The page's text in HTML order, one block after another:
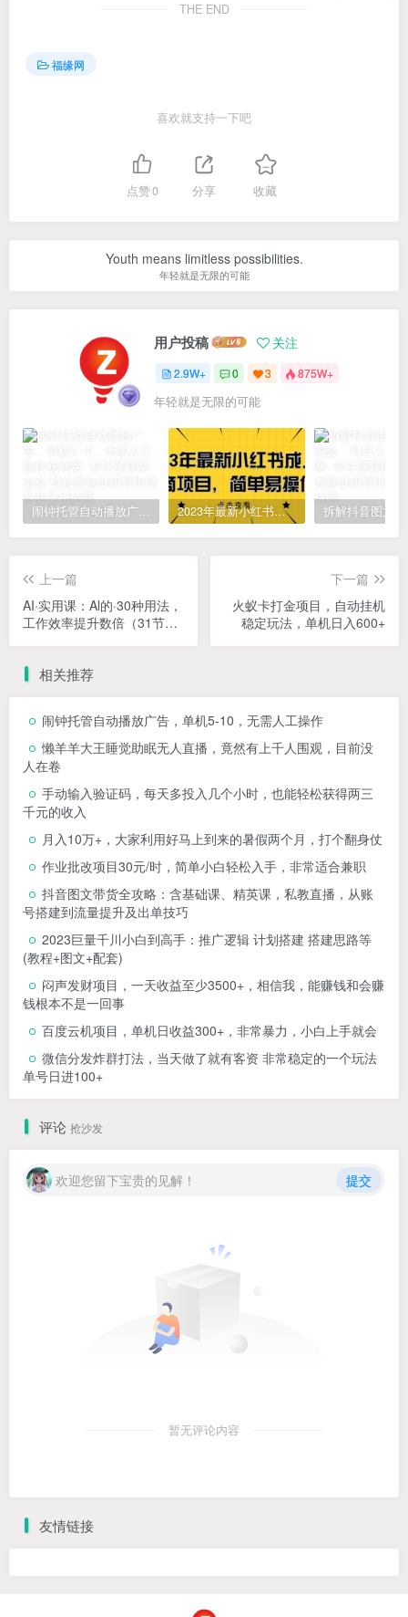
THE END
福缘网
喜欢就支持一下吧
点赞0 分享 收藏
Youth means limitless possibilities.
年轻就是无限的可能
用户投稿 关注
2.9W+ 0 3 875W+
年轻就是无限的可能
闹钟托管自动播放广告，单机5-10，无需人工操作 2023年最新小红书成人电商项目，简单易操作【详细教程】
上一篇
AI·实用课：Al的·30种用法，
工作效率提升数倍（31节
下一篇
火蚁卡打金项目，自动挂机
稳定玩法，单机日入600+
相关推荐
闹钟托管自动播放广告，单机5-10，无需人工操作
懒羊羊大王睡觉助眠无人直播，竟然有上千人围观，目前没
人在卷
手动输入验证码，每天多投入几个小时，也能轻松获得两三
千元的收入
月入10万+，大家利用好马上到来的暑假两个月，打个翻身仗
作业批改项目30元/时，简单小白轻松入手，非常适合兼职
抖音图文带货全攻略：含基础课、精英课，私教直播，从账
号搭建到流量提升及出单技巧
2023巨量千川小白到高手：推广逻辑 计划搭建 搭建思路等
(教程+图文+配套)
闷声发财项目，一天收益至少3500+，相信我，能赚钱和会赚
钱根本不是一回事
百度云机项目，单机日收益300+，非常暴力，小白上手就会
微信分发炸群打法，当天做了就有客资 非常稳定的一个玩法
单号日进100+
评论 抢沙发
欢迎您留下宝贵的见解！ 提交
暂无评论内容
友情链接